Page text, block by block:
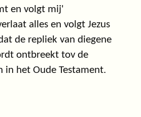
en volgt mij'
alles en volgt Jezus
de repliek van diegene
ontbreekt tov de
in het Oude Testament.